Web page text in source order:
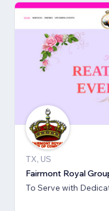
TX, US
Fairmont Royal
To Serve with